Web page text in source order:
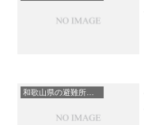
和歌山県の避難所一覧